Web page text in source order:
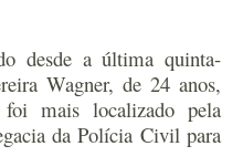
desde a última quinta-
Wagner, de 24 anos,
mais localizado pela
da Polícia Civil para